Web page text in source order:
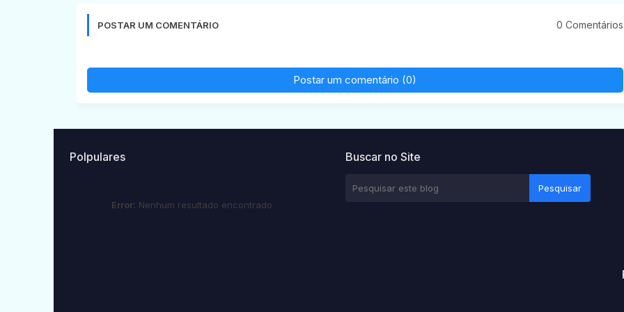
POSTAR UM COMENTÁRIO 0 Comentários
Postar um comentário (0)
Polpulares
Error: Nenhum resultado encontrado
Buscar no Site